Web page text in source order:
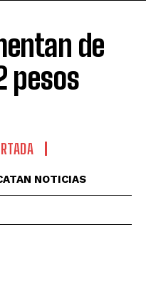
de
pesos
NOTICIAS